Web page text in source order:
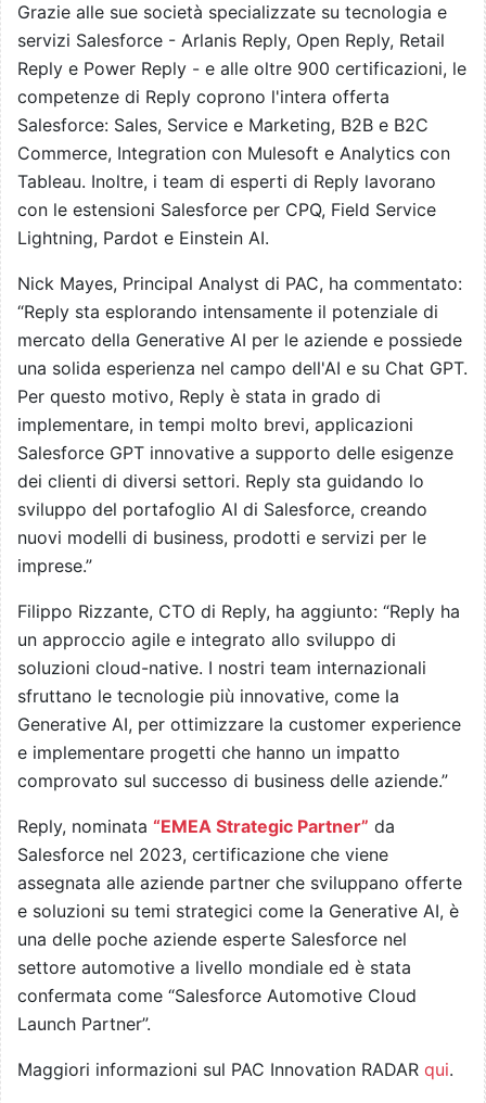
Grazie alle sue società specializzate su tecnologia e
servizi Salesforce - Arlanis Reply, Open Reply, Retail
Reply e Power Reply - e alle oltre 900 certificazioni, le
competenze di Reply coprono l'intera offerta
Salesforce: Sales, Service e Marketing, B2B e B2C
Commerce, Integration con Mulesoft e Analytics con
Tableau. Inoltre, i team di esperti di Reply lavorano
con le estensioni Salesforce per CPQ, Field Service
Lightning, Pardot e Einstein AI.
Nick Mayes, Principal Analyst di PAC, ha commentato:
“Reply sta esplorando intensamente il potenziale di
mercato della Generative AI per le aziende e possiede
una solida esperienza nel campo dell'AI e su Chat GPT.
Per questo motivo, Reply è stata in grado di
implementare, in tempi molto brevi, applicazioni
Salesforce GPT innovative a supporto delle esigenze
dei clienti di diversi settori. Reply sta guidando lo
sviluppo del portafoglio AI di Salesforce, creando
nuovi modelli di business, prodotti e servizi per le
imprese.”
Filippo Rizzante, CTO di Reply, ha aggiunto: “Reply ha
un approccio agile e integrato allo sviluppo di
soluzioni cloud-native. I nostri team internazionali
sfruttano le tecnologie più innovative, come la
Generative AI, per ottimizzare la customer experience
e implementare progetti che hanno un impatto
comprovato sul successo di business delle aziende.”
Reply, nominata “EMEA Strategic Partner” da
Salesforce nel 2023, certificazione che viene
assegnata alle aziende partner che sviluppano offerte
e soluzioni su temi strategici come la Generative AI, è
una delle poche aziende esperte Salesforce nel
settore automotive a livello mondiale ed è stata
confermata come “Salesforce Automotive Cloud
Launch Partner”.
Maggiori informazioni sul PAC Innovation RADAR qui.